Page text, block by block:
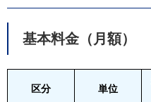
基本料金（月額）
区分 単位